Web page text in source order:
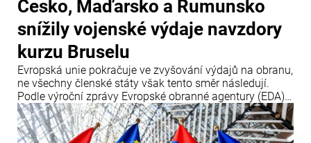
Česko, Maďarsko a Rumunsko
snížily vojenské výdaje navzdory
kurzu Bruselu
Evropská unie pokračuje ve zvyšování výdajů na obranu,
ne všechny členské státy však tento směr následují.
Podle výroční zprávy Evropské obranné agentury (EDA)
tři členské země – Česko, Maďarsko a Rumunsko – v
roce 2025 své obranné výdaje snížily, přestože Brusel
prosazuje jejich další navyšování.